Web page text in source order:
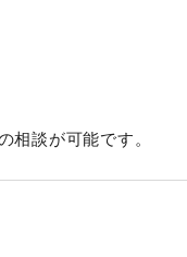
相談が可能です。